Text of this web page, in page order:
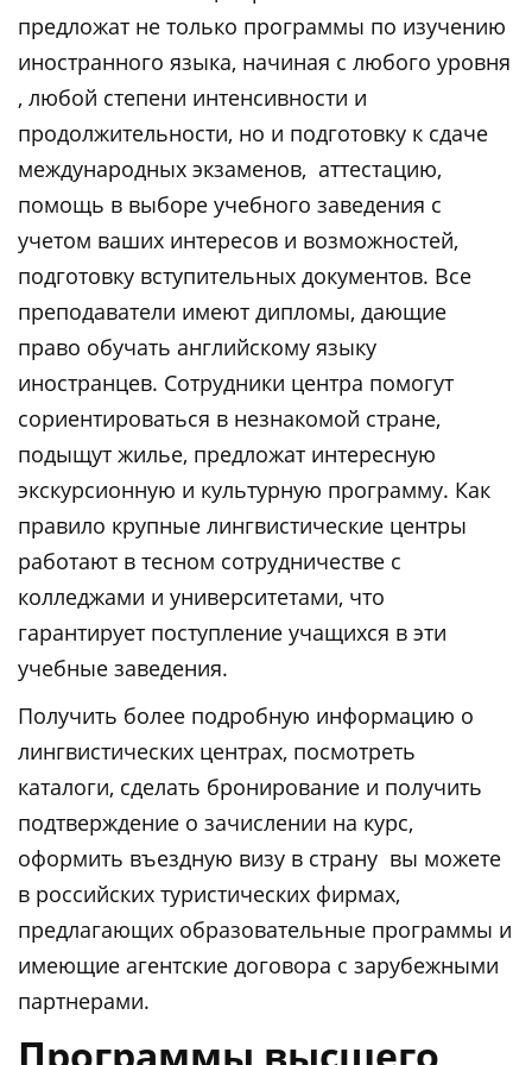
предложат не только программы по изучению
иностранного языка, начиная с любого уровня
, любой степени интенсивности и
продолжительности, но и подготовку к сдаче
международных экзаменов, аттестацию,
помощь в выборе учебного заведения с
учетом ваших интересов и возможностей,
подготовку вступительных документов. Все
преподаватели имеют дипломы, дающие
право обучать английскому языку
иностранцев. Сотрудники центра помогут
сориентироваться в незнакомой стране,
подыщут жилье, предложат интересную
экскурсионную и культурную программу. Как
правило крупные лингвистические центры
работают в тесном сотрудничестве с
колледжами и университетами, что
гарантирует поступление учащихся в эти
учебные заведения.
Получить более подробную информацию о
лингвистических центрах, посмотреть
каталоги, сделать бронирование и получить
подтверждение о зачислении на курс,
оформить въездную визу в страну вы можете
в российских туристических фирмах,
предлагающих образовательные программы и
имеющие агентские договора с зарубежными
партнерами.